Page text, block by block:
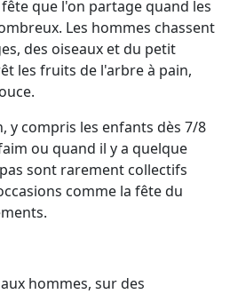
que l'on partage quand les
Les hommes chassent
des oiseaux et du petit
les fruits de l'arbre à pain,
y compris les enfants dès 7/8
ou quand il y a quelque
sont rarement collectifs
comme la fête du
hommes, sur des